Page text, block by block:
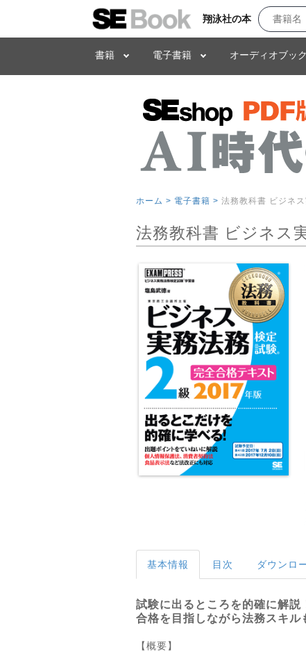
翔泳社の本
書籍 電子書籍 オーディオブック
ホーム > 電子書籍 > 法務教科書 ビジネ
法務教科書 ビジネス
基本情報 目次 ダウンロ
試験に出るところを的確に解説
合格を目指しながら法務スキル
【概要】